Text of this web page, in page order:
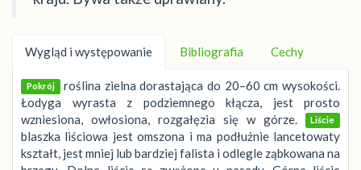
Wygląd i występowanie Bibliografia Cechy
Pokrój roślina zielna dorastająca do 20–60 cm wysokości.
Łodyga wyrasta z podziemnego kłącza, jest prosto
wzniesiona, owłosiona, rozgałęzia się w górze.
Liście
blaszka liściowa jest omszona i ma podłużnie lancetowaty
kształt, jest mniej lub bardziej falista i odlegle ząbkowana na